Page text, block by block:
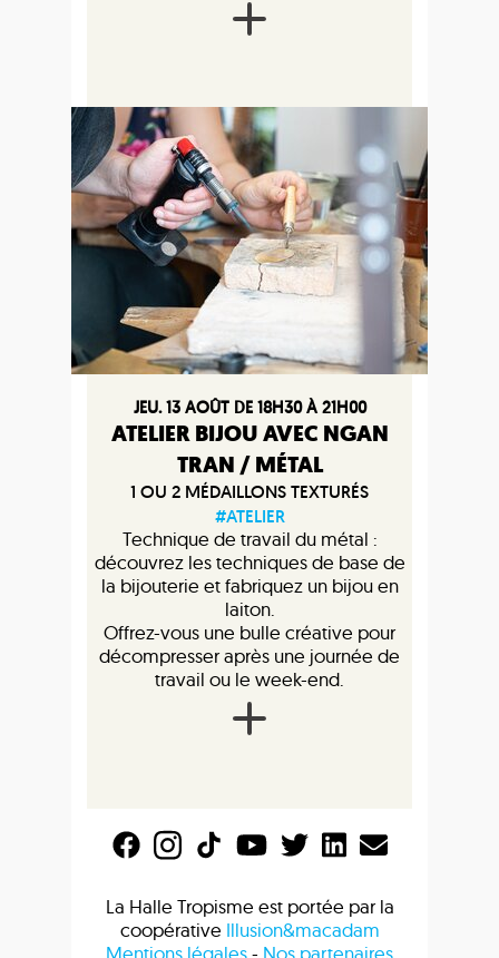
JEU. 13 AOÛT DE 18H30 À 21H00
ATELIER BIJOU AVEC NGAN
TRAN / MÉTAL
1 OU 2 MÉDAILLONS TEXTURÉS
#ATELIER
Technique de travail du métal :
découvrez les techniques de base de
la bijouterie et fabriquez un bijou en
laiton.
Offrez-vous une bulle créative pour
décompresser après une journée de
travail ou le week-end.
La Halle Tropisme est portée par la
coopérative Illusion&macadam
Mentions légales- Nos partenaires